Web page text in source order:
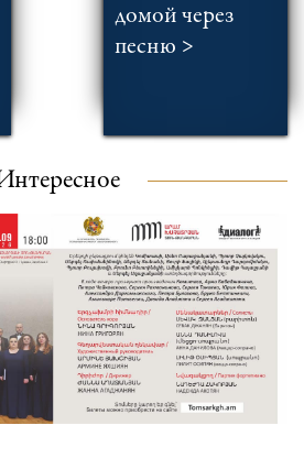
домой через
песню >